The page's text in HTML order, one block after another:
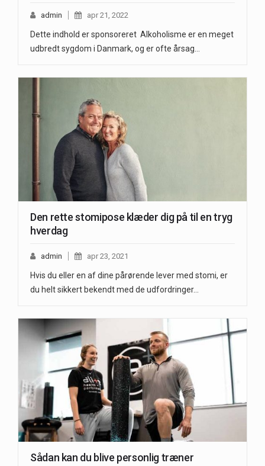
admin apr 21, 2022
Dette indhold er sponsoreret Alkoholisme er en meget
udbredt sygdom i Danmark, og er ofte årsag…
Den rette stomipose klæder dig på til en tryg
hverdag
admin apr 23, 2021
Hvis du eller en af dine pårørende lever med stomi, er
du helt sikkert bekendt med de udfordringer…
Sådan kan du blive personlig træner